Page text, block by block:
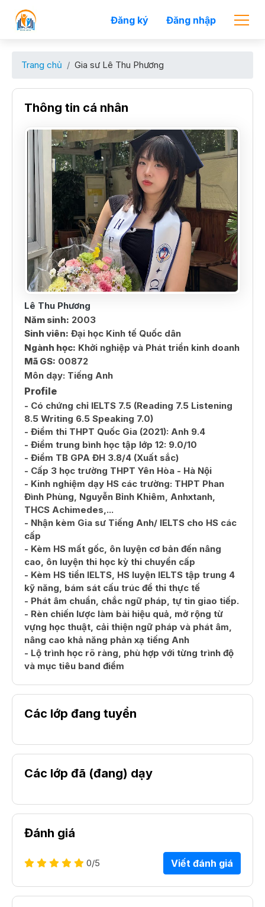
Đăng ký Đăng nhập
Trang chủ Gia sư Lê Thu Phương
Thông tin cá nhân
Lê Thu Phương
Năm sinh: 2003
Sinh viên: Đại học Kinh tế Quốc dân
Ngành học: Khởi nghiệp và Phát triển kinh doanh
Mã GS: 00872
Môn dạy: Tiếng Anh
Profile
- Có chứng chỉ IELTS 7.5 (Reading 7.5 Listening
8.5 Writing 6.5 Speaking 7.0)
- Điểm thi THPT Quốc Gia (2021): Anh 9.4
- Điểm trung bình học tập lớp 12: 9.0/10
- Điểm TB GPA ĐH 3.8/4 (Xuất sắc)
- Cấp 3 học trường THPT Yên Hòa - Hà Nội
- Kinh nghiệm dạy HS các trường: THPT Phan
Đình Phùng, Nguyễn Bỉnh Khiêm, Anhxtanh,
THCS Achimedes,...
- Nhận kèm Gia sư Tiếng Anh/ IELTS cho HS các
cấp
- Kèm HS mất gốc, ôn luyện cơ bản đến nâng
cao, ôn luyện thi học kỳ thi chuyển cấp
- Kèm HS tiền IELTS, HS luyện IELTS tập trung 4
kỹ năng, bám sát cấu trúc đề thi thực tế
- Phát âm chuẩn, chắc ngữ pháp, tự tin giao tiếp.
- Rèn chiến lược làm bài hiệu quả, mở rộng từ
vựng học thuật, cải thiện ngữ pháp và phát âm,
nâng cao khả năng phản xạ tiếng Anh
- Lộ trình học rõ ràng, phù hợp với từng trình độ
và mục tiêu band điểm
Các lớp đang tuyển
Các lớp đã (đang) dạy
Đánh giá
0/5 Viết đánh giá